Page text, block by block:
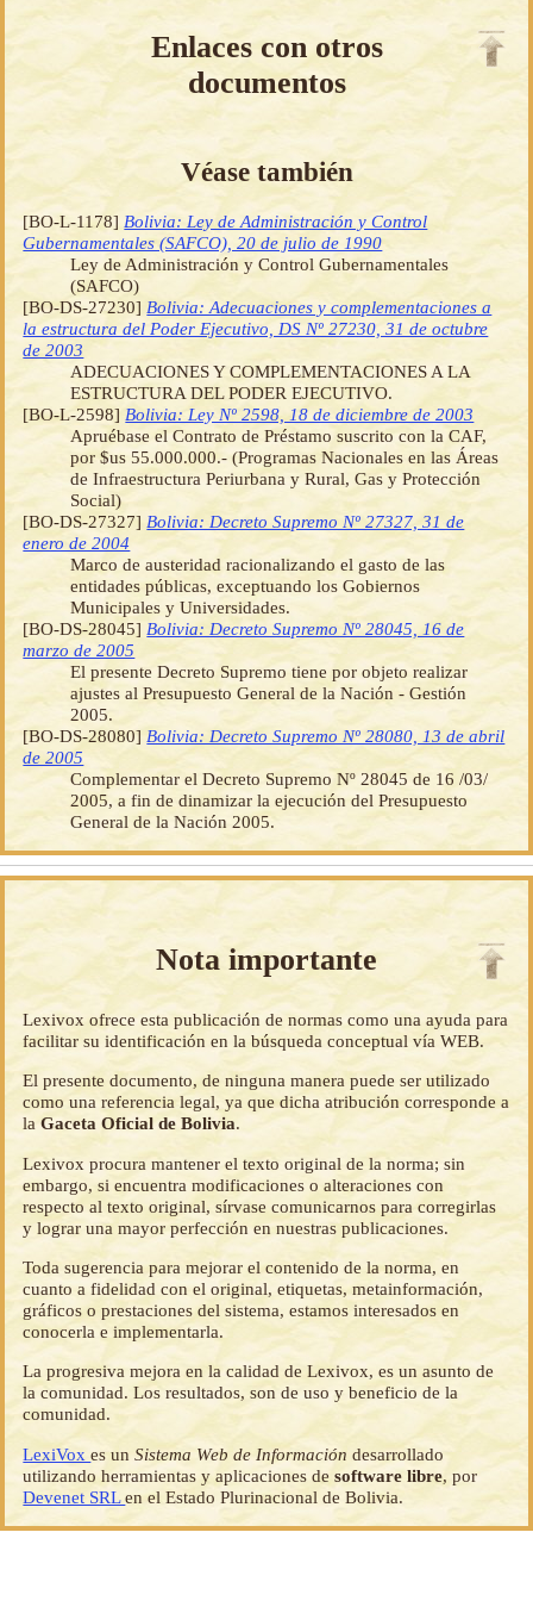
Enlaces con otros
documentos
Véase también
[BO-L-1178] Bolivia: Ley de Administración y Control
Gubernamentales (SAFCO), 20 de julio de 1990
Ley de Administración y Control Gubernamentales
(SAFCO)
[BO-DS-27230] Bolivia: Adecuaciones y complementaciones a
la estructura del Poder Ejecutivo, DS Nº 27230, 31 de octubre
de 2003
ADECUACIONES Y COMPLEMENTACIONES A LA
ESTRUCTURA DEL PODER EJECUTIVO.
[BO-L-2598] Bolivia: Ley Nº 2598, 18 de diciembre de 2003
Apruébase el Contrato de Préstamo suscrito con la CAF,
por $us 55.000.000.- (Programas Nacionales en las Áreas
de Infraestructura Periurbana y Rural, Gas y Protección
Social)
[BO-DS-27327] Bolivia: Decreto Supremo Nº 27327, 31 de
enero de 2004
Marco de austeridad racionalizando el gasto de las
entidades públicas, exceptuando los Gobiernos
Municipales y Universidades.
[BO-DS-28045] Bolivia: Decreto Supremo Nº 28045, 16 de
marzo de 2005
El presente Decreto Supremo tiene por objeto realizar
ajustes al Presupuesto General de la Nación - Gestión
2005.
[BO-DS-28080] Bolivia: Decreto Supremo Nº 28080, 13 de abril
de 2005
Complementar el Decreto Supremo Nº 28045 de 16 /03/
2005, a fin de dinamizar la ejecución del Presupuesto
General de la Nación 2005.
Nota importante
Lexivox ofrece esta publicación de normas como una ayuda para
facilitar su identificación en la búsqueda conceptual vía WEB.
El presente documento, de ninguna manera puede ser utilizado
como una referencia legal, ya que dicha atribución corresponde a
laGaceta Oficial de Bolivia.
Lexivox procura mantener el texto original de la norma; sin
embargo, si encuentra modificaciones o alteraciones con
respecto al texto original, sírvase comunicarnos para corregirlas
y lograr una mayor perfección en nuestras publicaciones.
Toda sugerencia para mejorar el contenido de la norma, en
cuanto a fidelidad con el original, etiquetas, metainformación,
gráficos o prestaciones del sistema, estamos interesados en
conocerla e implementarla.
La progresiva mejora en la calidad de Lexivox, es un asunto de
la comunidad. Los resultados, son de uso y beneficio de la
comunidad.
LexiVoxes unSistema Web de Información desarrollado
utilizando herramientas y aplicaciones desoftware libre, por
Devenet SRLen el Estado Plurinacional de Bolivia.